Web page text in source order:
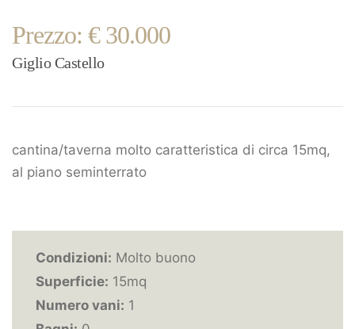
Prezzo: € 30.000
Giglio Castello
cantina/taverna molto caratteristica di circa 15mq,
al piano seminterrato
Condizioni: Molto buono
Superficie: 15mq
Numero vani: 1